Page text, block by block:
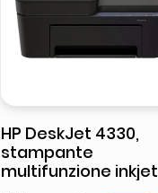
HP DeskJet 4330,
stampante
multifunzione inkjet